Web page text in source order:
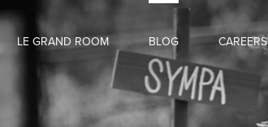
LE GRAND ROOM BLOG CAREERS